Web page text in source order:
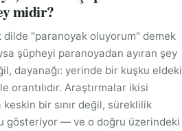
midir?
dilde "paranoyak oluyorum" demek
şüpheyi paranoyadan ayıran şey
dayanağı: yerinde bir kuşku eldeki
orantılıdır. Araştırmalar ikisi
keskin bir sınır değil, süreklilik
gösteriyor — ve o doğru üzerindeki